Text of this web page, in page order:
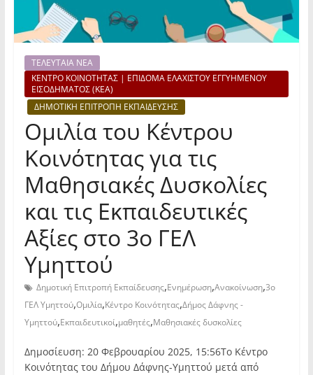
ΤΕΛΕΥΤΑΙΑ ΝΕΑ
ΚΕΝΤΡΟ ΚΟΙΝΟΤΗΤΑΣ | ΕΠΙΔΟΜΑ ΕΛΑΧΙΣΤΟΥ ΕΓΓΥΗΜΕΝΟΥ
ΕΙΣΟΔΗΜΑΤΟΣ (ΚΕΑ)
ΔΗΜΟΤΙΚΗ ΕΠΙΤΡΟΠΗ ΕΚΠΑΙΔΕΥΣΗΣ
Ομιλία του Κέντρου
Κοινότητας για τις
Μαθησιακές Δυσκολίες
και τις Εκπαιδευτικές
Αξίες στο 3ο ΓΕΛ
Υμηττού
Δημοτική Επιτροπή Εκπαίδευσης,Ενημέρωση,Ανακοίνωση,3ο
ΓΕΛ Υμηττού,Ομιλία,Κέντρο Κοινότητας,Δήμος Δάφνης -
Υμηττού,Εκπαιδευτικοί,μαθητές,Μαθησιακές δυσκολίες
Δημοσίευση: 20 Φεβρουαρίου 2025, 15:56Το Κέντρο
Κοινότητας του Δήμου Δάφνης-Υμηττού μετά από